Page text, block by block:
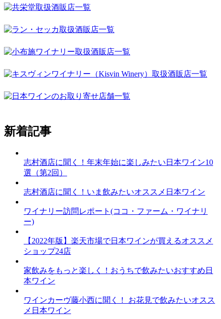
新着記事
志村酒店に聞く！年末年始に楽しみたい日本ワイン10
選（第2回）
志村酒店に聞く！いま飲みたいオススメ日本ワイン
ワイナリー訪問レポート(ココ・ファーム・ワイナリ
ー)
【2022年版】楽天市場で日本ワインが買えるオススメ
ショップ24店
家飲みをもっと楽しく！おうちで飲みたいおすすめ日
本ワイン
ワインカーヴ藤小西に聞く！ お花見で飲みたいオスス
メ日本ワイン